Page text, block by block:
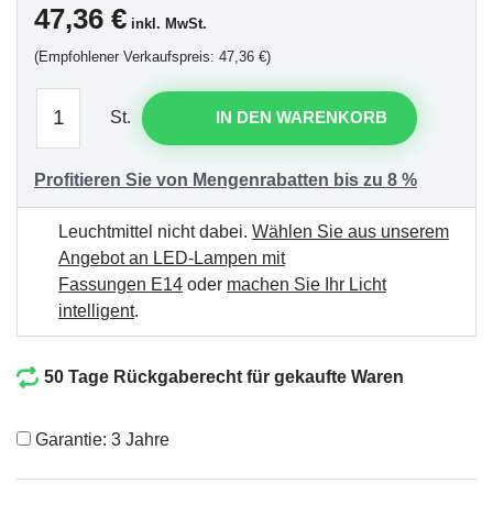
47,36 € inkl. MwSt.
(Empfohlener Verkaufspreis: 47,36 €)
St. IN DEN WARENKORB
Profitieren Sie von Mengenrabatten bis zu 8 %
Leuchtmittel nicht dabei. Wählen Sie aus unserem
Angebot an LED-Lampen mit
Fassungen E14 oder machen Sie Ihr Licht
intelligent.
50 Tage Rückgaberecht für gekaufte Waren
Garantie: 3 Jahre